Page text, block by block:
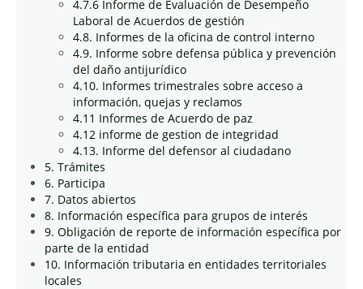
4.7.6 Informe de Evaluación de Desempeño
Laboral de Acuerdos de gestión
4.8. Informes de la oficina de control interno
4.9. Informe sobre defensa pública y prevención
del daño antijurídico
4.10. Informes trimestrales sobre acceso a
información, quejas y reclamos
4.11 Informes de Acuerdo de paz
4.12 informe de gestion de integridad
4.13. Informe del defensor al ciudadano
5. Trámites
6. Participa
7. Datos abiertos
8. Información específica para grupos de interés
9. Obligación de reporte de información específica por
parte de la entidad
10. Información tributaria en entidades territoriales
locales